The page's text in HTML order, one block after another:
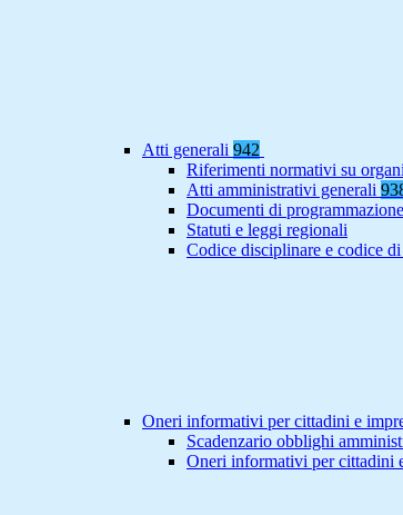
Atti generali 942
Riferimenti normativi su
Atti amministrativi generali
Documenti di
Statuti e leggi regionali
Codice disciplinare e codice
Oneri informativi per cittadini e
Scadenzario obblighi
Oneri informativi per cittadini